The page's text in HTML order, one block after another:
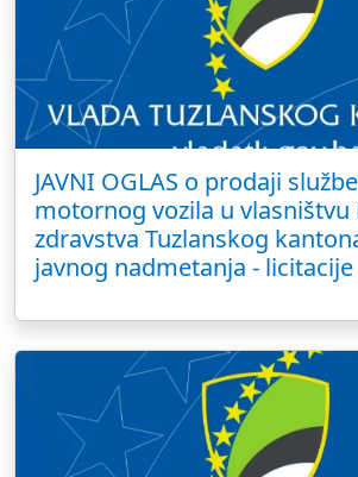
JAVNI OGLAS o prodaji
motornog vozila u
zdravstva Tuzlanskog
javnog nadmetanja - licitacije